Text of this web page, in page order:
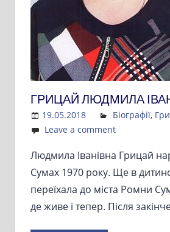
ГРИЦАЙ ЛЮДМИЛА
19.05.2018 Admin
Біографії,
Leave a comment
Людмила Іванівна Грицай
Сумах 1970 року. Ще в
переїхала до міста Ромни
де живе і тепер. Після